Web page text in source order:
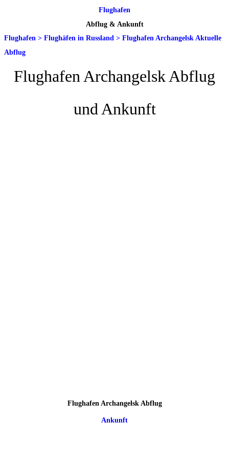
Flughafen
Abflug & Ankunft
Flughafen > Flughäfen in Russland > Flughafen Archangelsk Aktuelle
Abflug
Flughafen Archangelsk Abflug
und Ankunft
Flughafen Archangelsk Abflug
Ankunft